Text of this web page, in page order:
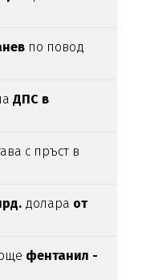
по повод
ДПС в
с пръст в
долара от
фентанил -